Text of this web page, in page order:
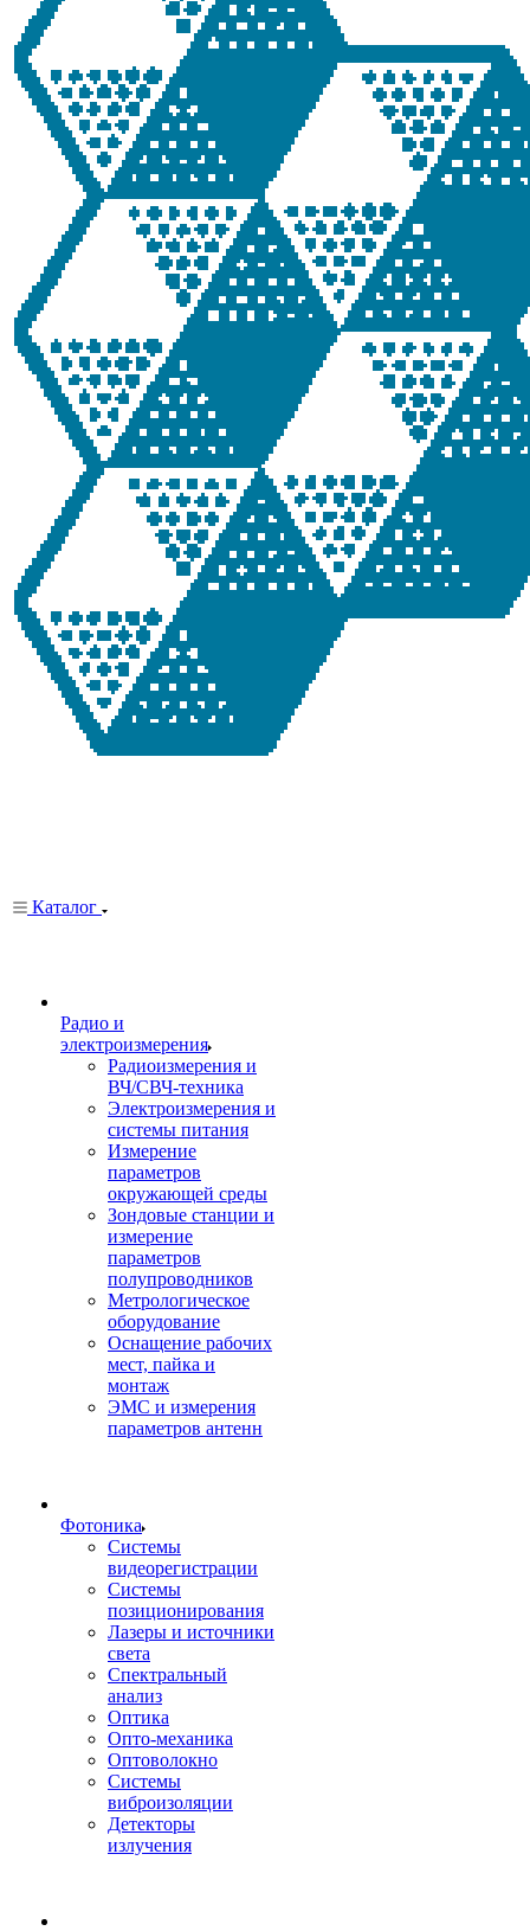
Каталог
Радио и
электроизмерения
Радиоизмерения и
ВЧ/СВЧ-техника
Электроизмерения и
системы питания
Измерение
параметров
окружающей среды
Зондовые станции и
измерение
параметров
полупроводников
Метрологическое
оборудование
Оснащение рабочих
мест, пайка и
монтаж
ЭМС и измерения
параметров антенн
Фотоника
Cистемы
видеорегистрации
Системы
позиционирования
Лазеры и источники
света
Спектральный
анализ
Оптика
Опто-механика
Оптоволокно
Системы
виброизоляции
Детекторы
излучения